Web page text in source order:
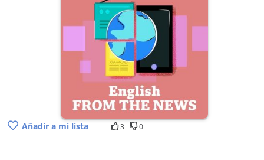
Añadir a mi lista 3 0